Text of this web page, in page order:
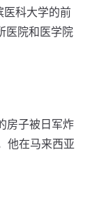
医科大学的前
医院和医学院
房子被日军炸
他在马来西亚